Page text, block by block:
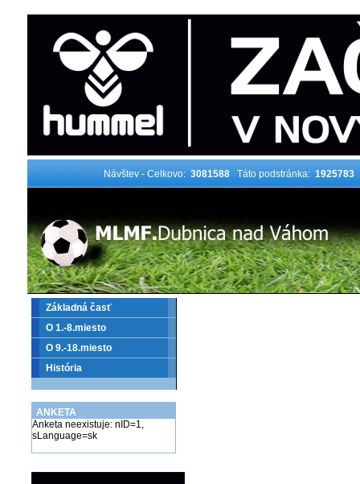
Návštev - Celkovo: 3081588 Táto podstránka: 1925783
Základná časť
O 1.-8.miesto
O 9.-18.miesto
História
ANKETA
Anketa neexistuje: nID=1,
sLanguage=sk